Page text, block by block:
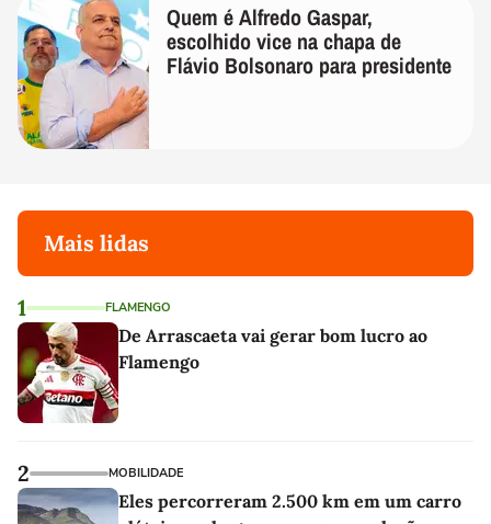
Quem é Alfredo Gaspar,
escolhido vice na chapa de
Flávio Bolsonaro para presidente
Mais lidas
1 FLAMENGO
De Arrascaeta vai gerar bom lucro ao
Flamengo
2 MOBILIDADE
Eles percorreram 2.500 km em um carro